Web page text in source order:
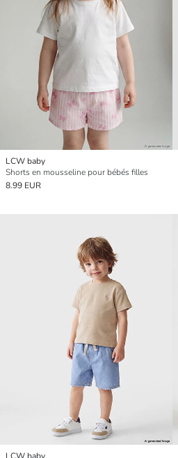
LCW baby
Shorts en mousseline pour bébés filles
8.99 EUR
LCW baby